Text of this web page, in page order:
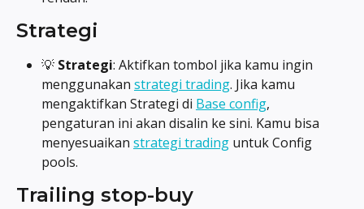
Strategi
💡 Strategi: Aktifkan tombol jika kamu ingin
menggunakan strategi trading. Jika kamu
mengaktifkan Strategi di Base config,
pengaturan ini akan disalin ke sini. Kamu bisa
menyesuaikan strategi trading untuk Config
pools.
Trailing stop-buy